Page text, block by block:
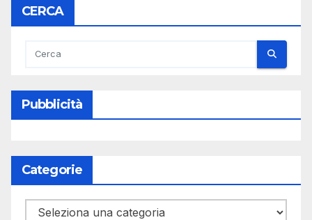
CERCA
Pubblicità
Categorie
Categorie